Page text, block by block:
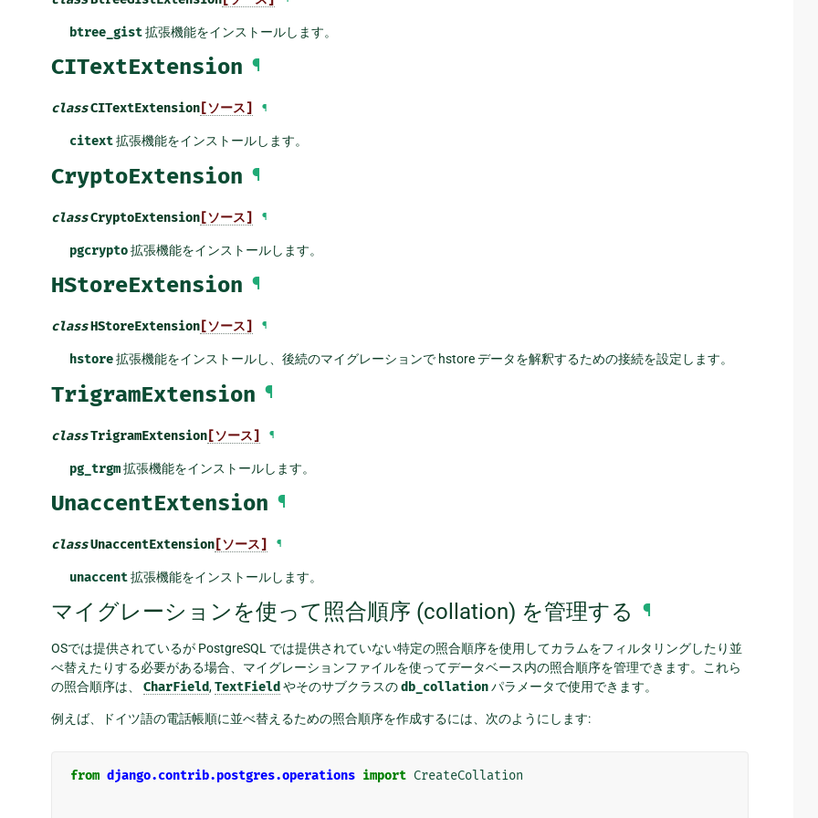
btree_gist拡張機能をインストールします。
CITextExtension ¶
classCITextExtension [ソース] ¶
citext拡張機能をインストールします。
CryptoExtension ¶
classCryptoExtension [ソース] ¶
pgcrypto拡張機能をインストールします。
HStoreExtension ¶
classHStoreExtension [ソース] ¶
hstore拡張機能をインストールし、後続のマイグレーションで hstore データを解釈するための接続を設定します。
TrigramExtension ¶
classTrigramExtension [ソース] ¶
pg_trgm拡張機能をインストールします。
UnaccentExtension ¶
classUnaccentExtension [ソース] ¶
unaccent拡張機能をインストールします。
マイグレーションを使って照合順序 (collation) を管理する ¶
OSでは提供されているが PostgreSQL では提供されていない特定の照合順序を使用してカラムをフィルタリングしたり並
べ替えたりする必要がある場合、マイグレーションファイルを使ってデータベース内の照合順序を管理できます。これら
の照合順序は、 CharField,TextField やそのサブクラスのdb_collationパラメータで使用できます。
例えば、ドイツ語の電話帳順に並べ替えるための照合順序を作成するには、次のようにします:
from django.contrib.postgres.operations import CreateCollation